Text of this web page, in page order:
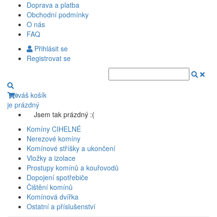
Doprava a platba
Obchodní podmínky
O nás
FAQ
Přihlásit se
Registrovat se
0váš košík
je prázdný
Jsem tak prázdný :(
Komíny CIHELNÉ
Nerezové komíny
Komínové stříšky a ukončení
Vložky a izolace
Prostupy komínů a kouřovodů
Dopojení spotřebiče
Čištění komínů
Komínová dvířka
Ostatní a příslušenství